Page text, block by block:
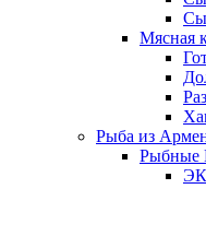
Мясная
Рыба из
Рыбные